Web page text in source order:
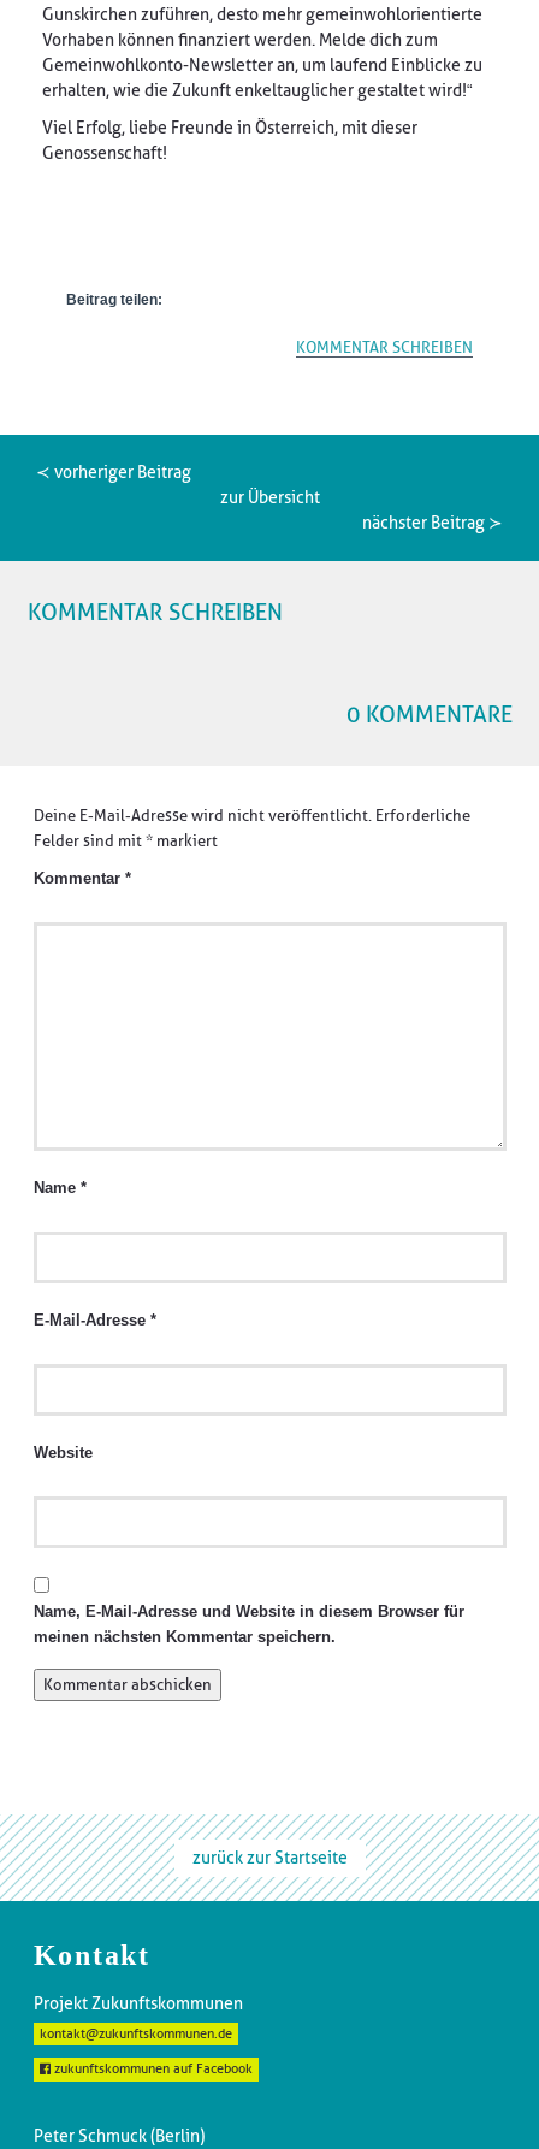
Gunskirchen zuführen, desto mehr gemeinwohlorientierte
Vorhaben können finanziert werden. Melde dich zum
Gemeinwohlkonto-Newsletter an, um laufend Einblicke zu
erhalten, wie die Zukunft enkeltauglicher gestaltet wird!“
Viel Erfolg, liebe Freunde in Österreich, mit dieser
Genossenschaft!
Beitrag teilen:
KOMMENTAR SCHREIBEN
≺ vorheriger Beitrag
zur Übersicht
nächster Beitrag ≻
KOMMENTAR SCHREIBEN
0 KOMMENTARE
Deine E-Mail-Adresse wird nicht veröffentlicht. Erforderliche
Felder sind mit *markiert
Kommentar *
Name *
E-Mail-Adresse *
Website
Name, E-Mail-Adresse und Website in diesem Browser für
meinen nächsten Kommentar speichern.
zurück zur Startseite
Kontakt
Projekt Zukunftskommunen
kontakt@zukunftskommunen.de
zukunftskommunen auf Facebook
Peter Schmuck (Berlin)